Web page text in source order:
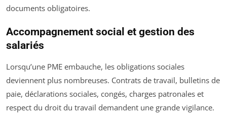
documents obligatoires.
Accompagnement social et gestion des
salariés
Lorsqu’une PME embauche, les obligations sociales
deviennent plus nombreuses. Contrats de travail, bulletins de
paie, déclarations sociales, congés, charges patronales et
respect du droit du travail demandent une grande vigilance.